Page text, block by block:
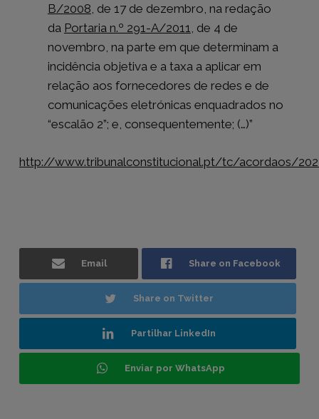
B/2008, de 17 de dezembro, na redação
da Portaria n.º 291-A/2011, de 4 de
novembro, na parte em que determinam a
incidência objetiva e a taxa a aplicar em
relação aos fornecedores de redes e de
comunicações eletrónicas enquadrados no
“escalão 2”; e, consequentemente; (…)”
http://www.tribunalconstitucional.pt/tc/acordaos/
Email Share on Facebook
Share on Twitter
Partilhar LinkedIn
Enviar por WhatsApp